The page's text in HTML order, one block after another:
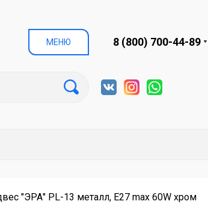
МЕНЮ 8 (800) 700-44-89
"ЭРА" PL-13 металл, E27 max 60W хром